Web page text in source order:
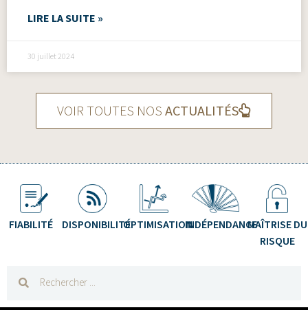
LIRE LA SUITE »
30 juillet 2024
VOIR TOUTES NOS ACTUALITÉS
FIABILITÉ DISPONIBILITÉOPTIMISATIONINDÉPENDANCEMAÎTRISE DU
RISQUE